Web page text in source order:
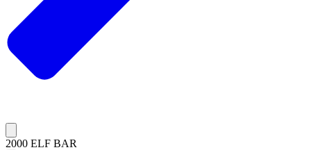
2000 ELF BAR